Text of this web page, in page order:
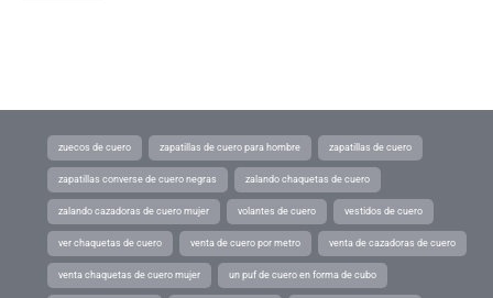
zuecos de cuero zapatillas de cuero para hombre zapatillas de cuero
zapatillas converse de cuero negras zalando chaquetas de cuero
zalando cazadoras de cuero mujer volantes de cuero vestidos de cuero
ver chaquetas de cuero venta de cuero por metro venta de cazadoras de cuero
venta chaquetas de cuero mujer un puf de cuero en forma de cubo